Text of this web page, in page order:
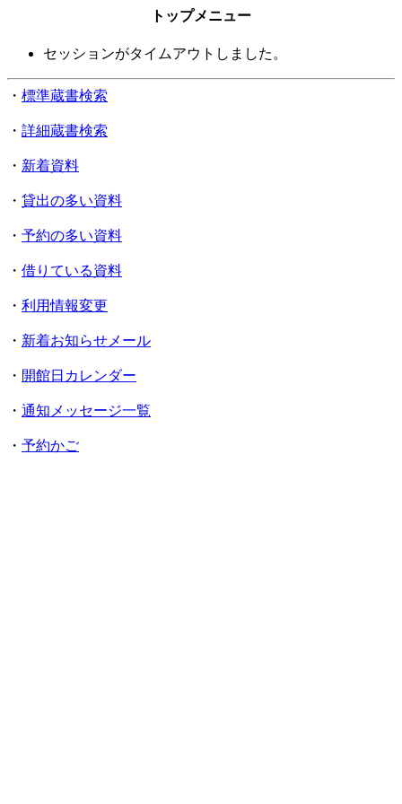
トップメニュー
セッションがタイムアウトしました。
・ 標準蔵書検索
・ 詳細蔵書検索
・ 新着資料
・ 貸出の多い資料
・ 予約の多い資料
・ 借りている資料
・ 利用情報変更
・ 新着お知らせメール
・ 開館日カレンダー
・ 通知メッセージ一覧
・ 予約かご